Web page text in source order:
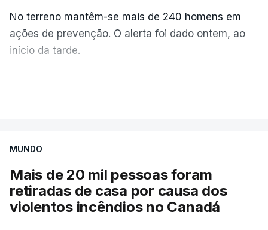
No terreno mantêm-se mais de 240 homens em
ações de prevenção. O alerta foi dado ontem, ao
início da tarde.
MUNDO
Mais de 20 mil pessoas foram
retiradas de casa por causa dos
violentos incêndios no Canadá